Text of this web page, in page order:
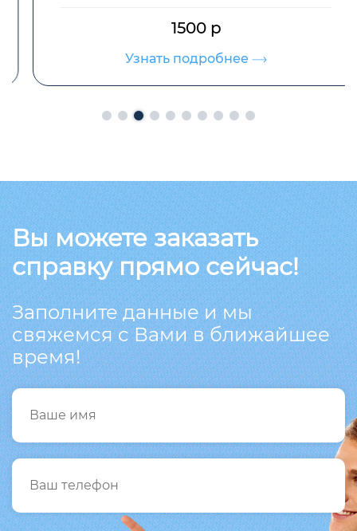
1500 р
Узнать подробнее
Вы можете заказать
справку прямо сейчас!
Заполните данные и мы
свяжемся с Вами в ближайшее
время!